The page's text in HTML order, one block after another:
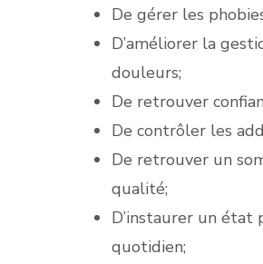
De gérer les
D’améliorer la
douleurs;
De retrouver
De contrôler les
De retrouver un
qualité;
D’instaurer un état
quotidien;